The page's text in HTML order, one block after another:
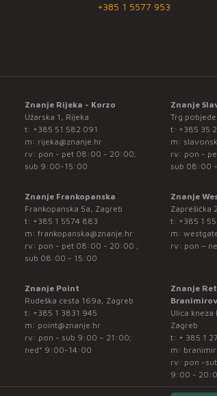
+385 1 5577 953
Znanje Rijeka - Korzo
Užarska 1, Rijeka
t: +385 51 582 091
m: rijeka@znanje.hr
rv: pon - pet 08:00 - 20:00;
sub 9:00-15:00
Znanje
Trg
t: +385 35
m:
rv: pon -
sub 08:00
Znanje Frankopanska
Frankopanska 5a, Zagreb
t: +385 1 5574 883
m: frankopanska@znanje.hr
rv: pon - pet 08:00 - 20:00 ;
sub 08:00 - 15:00
Znanje
Zaprešićka
t: +385 1
m:
rv: pon –
Znanje Point
Rudeška cesta 169a, Zagreb
t: +385 1 3831 945
m: point@znanje.hr
rv: pon - sub 9:00 – 21:00;
ned* 9:00-14:00
Znanje
Ulica
Zagreb
t: + 385 1
m:
rv: pon -
9:00 -